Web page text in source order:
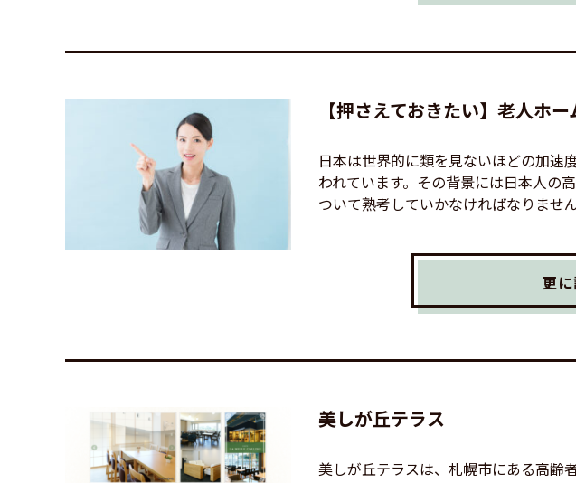
【押さえておきたい】老人ホ
日本は世界的に類を見ないほどの加速
われています。その背景には日本人の
ついて熟考していかなければなりませ
更に
美しが丘テラス
美しが丘テラスは、札幌市にある高齢